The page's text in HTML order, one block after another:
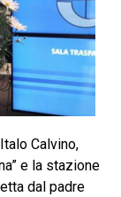
Calvino,
e la stazione
dal padre